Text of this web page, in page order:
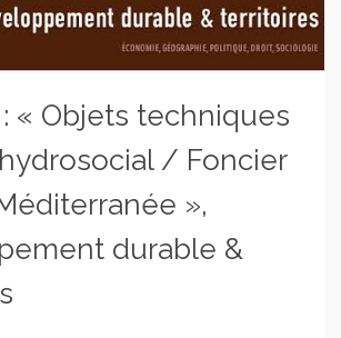
« Objets techniques
/ Foncier
»,
durable &